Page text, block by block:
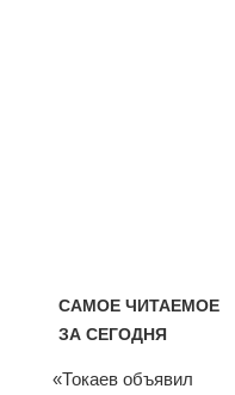
САМОЕ ЧИТАЕМОЕ
ЗА СЕГОДНЯ
«Токаев объявил